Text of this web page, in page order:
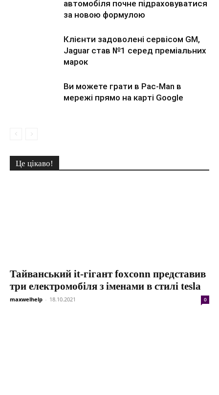
автомобіля почне підраховуватися
за новою формулою
Клієнти задоволені сервісом GM,
Jaguar став №1 серед преміальних
марок
Ви можете грати в Pac-Man в
мережі прямо на карті Google
Це цікаво!
Тайванський it-гігант foxconn представив
три електромобіля з іменами в стилі tesla
maxwelhelp - 18.10.2021 0